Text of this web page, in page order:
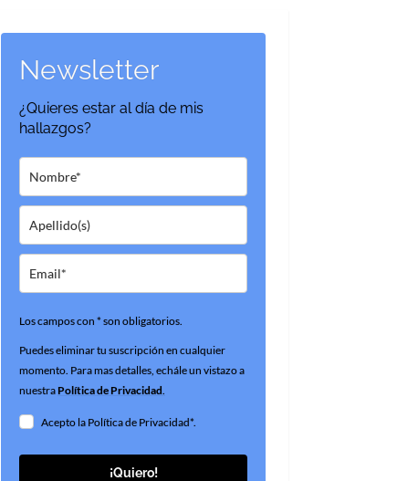
Newsletter
¿Quieres estar al día de mis
hallazgos?
Los campos con * son obligatorios.
Puedes eliminar tu suscripción en cualquier
momento. Para mas detalles, echále un vistazo a
nuestraPolítica de Privacidad.
Acepto la Política de Privacidad*.
¡Quiero!